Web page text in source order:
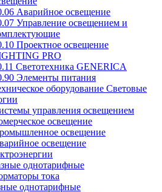
Аварийное освещение
Управление освещением и
Проектное освещение
PRO
Светотехника GENERICA
Элементы питания
оборудование Световые
управления освещением
освещение
освещение
освещение
однотарифные
тока
однотарифные